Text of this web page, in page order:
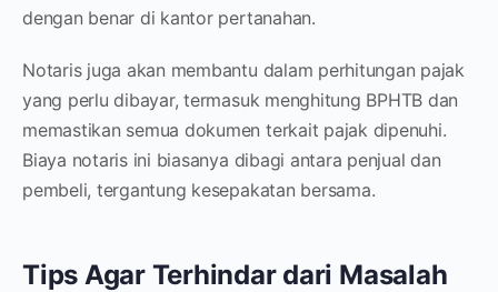
dengan benar di kantor pertanahan.
Notaris juga akan membantu dalam perhitungan pajak
yang perlu dibayar, termasuk menghitung BPHTB dan
memastikan semua dokumen terkait pajak dipenuhi.
Biaya notaris ini biasanya dibagi antara penjual dan
pembeli, tergantung kesepakatan bersama.
Tips Agar Terhindar dari Masalah